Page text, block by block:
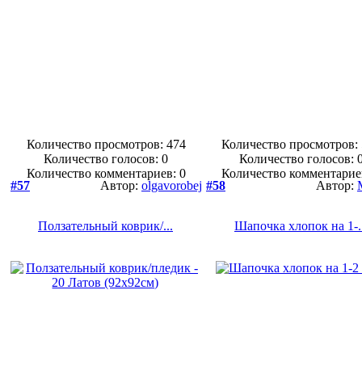
Количество просмотров: 474
Количество голосов:0
Количество комментариев: 0
Количество просмотров:
Количество голосов:
Количество
#57
Автор: olgavorobej
Ползательный коврик/...
#58 Автор:
Шапочка хлопок на 1-